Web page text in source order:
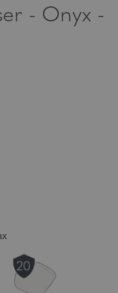
- Onyx -